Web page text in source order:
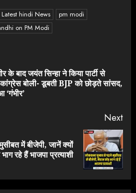
Latest hindi News
pm modi
on PM Modi
के बाद जयंत सिन्हा ने किया पार्टी से
कांग्रेस बोली- डूबती BJP को छोड़ते सांसद,
Next
में बीजेपी, जानें क्यों
रहे हैं भाजपा प्रत्याशी